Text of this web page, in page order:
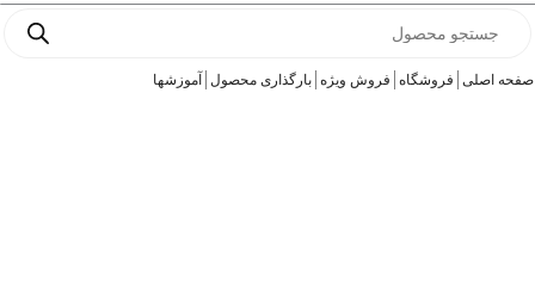
search
صفحه اصلی فروشگاه فروش ویژه بارگذاری محصول آموزشها